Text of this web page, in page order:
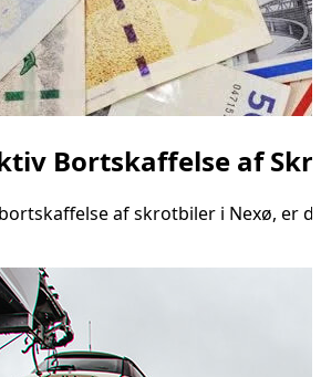
Bortskaffelse af
af skrotbiler i Nexø, er